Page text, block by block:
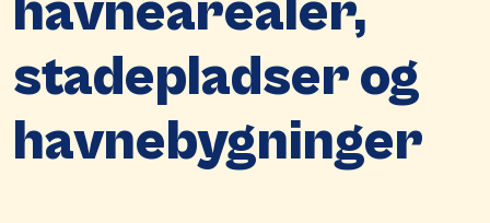
stadepladser og
havnebygninger